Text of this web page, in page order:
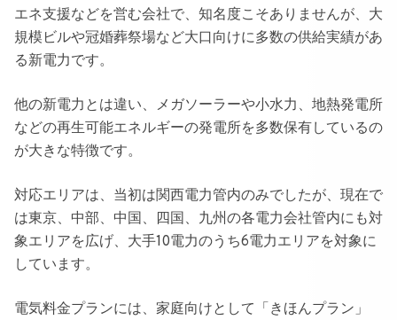
エネ支援などを営む会社で、知名度こそありませんが、大
規模ビルや冠婚葬祭場など大口向けに多数の供給実績があ
る新電力です。
他の新電力とは違い、メガソーラーや小水力、地熱発電所
などの再生可能エネルギーの発電所を多数保有しているの
が大きな特徴です。
対応エリアは、当初は関西電力管内のみでしたが、現在で
は東京、中部、中国、四国、九州の各電力会社管内にも対
象エリアを広げ、大手10電力のうち6電力エリアを対象に
しています。
電気料金プランには、 家庭向けとして「きほんプラン」